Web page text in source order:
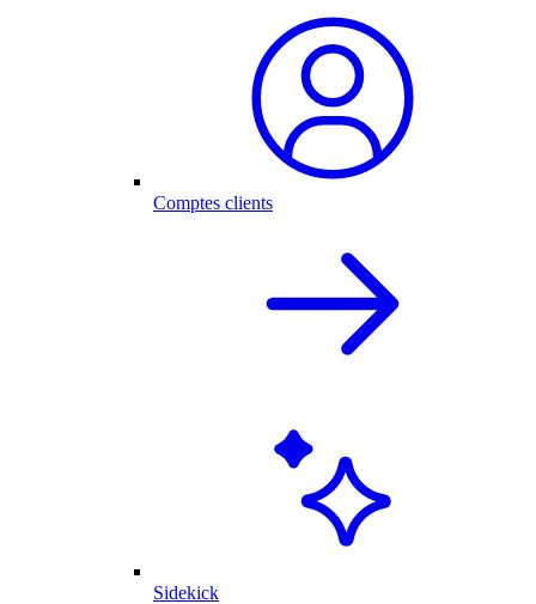
Comptes clients
Sidekick